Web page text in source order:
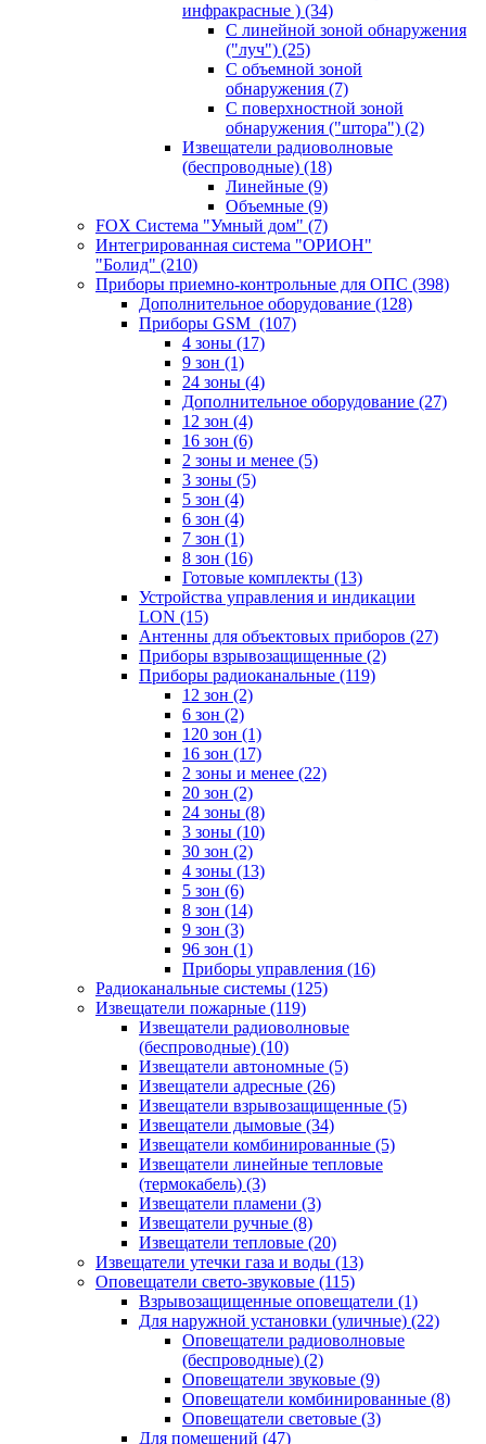
инфракрасные ) (34)
С линейной зоной обнаружения
("луч") (25)
С объемной зоной
обнаружения (7)
С поверхностной зоной
обнаружения ("штора") (2)
Извещатели радиоволновые
(беспроводные) (18)
Линейные (9)
Объемные (9)
FOX Система "Умный дом" (7)
Интегрированная система "ОРИОН"
"Болид" (210)
Приборы приемно-контрольные для ОПС (398)
Дополнительное оборудование (128)
Приборы GSM (107)
4 зоны (17)
9 зон (1)
24 зоны (4)
Дополнительное оборудование (27)
12 зон (4)
16 зон (6)
2 зоны и менее (5)
3 зоны (5)
5 зон (4)
6 зон (4)
7 зон (1)
8 зон (16)
Готовые комплекты (13)
Устройства управления и индикации
LON (15)
Антенны для объектовых приборов (27)
Приборы взрывозащищенные (2)
Приборы радиоканальные (119)
12 зон (2)
6 зон (2)
120 зон (1)
16 зон (17)
2 зоны и менее (22)
20 зон (2)
24 зоны (8)
3 зоны (10)
30 зон (2)
4 зоны (13)
5 зон (6)
8 зон (14)
9 зон (3)
96 зон (1)
Приборы управления (16)
Радиоканальные системы (125)
Извещатели пожарные (119)
Извещатели радиоволновые
(беспроводные) (10)
Извещатели автономные (5)
Извещатели адресные (26)
Извещатели взрывозащищенные (5)
Извещатели дымовые (34)
Извещатели комбинированные (5)
Извещатели линейные тепловые
(термокабель) (3)
Извещатели пламени (3)
Извещатели ручные (8)
Извещатели тепловые (20)
Извещатели утечки газа и воды (13)
Оповещатели свето-звуковые (115)
Взрывозащищенные оповещатели (1)
Для наружной установки (уличные) (22)
Оповещатели радиоволновые
(беспроводные) (2)
Оповещатели звуковые (9)
Оповещатели комбинированные (8)
Оповещатели световые (3)
Для помещений (47)